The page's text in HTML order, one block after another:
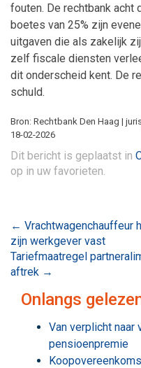
fouten. De rechtbank acht
boetes van 25% zijn
uitgaven die als zakelijk
zelf fiscale diensten
dit onderscheid kent. De
schuld.
Bron: Rechtbank Den Haag |
18-02-2026
Dit bericht is geplaatst in
op in uw favorieten.
Bericht
navigatie
← Vrachtwagenchauffeur
zijn werkgever vast
Tariefmaatregel
aftrek →
Onlangs
Van verplicht naar
pensioenpremie